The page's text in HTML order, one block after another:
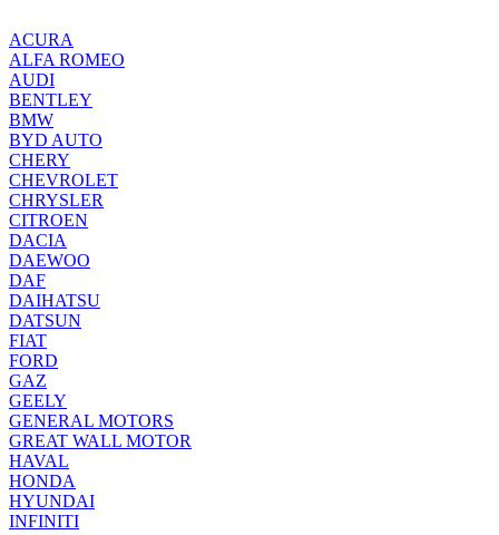
ACURA
ALFA ROMEO
AUDI
BENTLEY
BMW
BYD AUTO
CHERY
CHEVROLET
CHRYSLER
CITROEN
DACIA
DAEWOO
DAF
DAIHATSU
DATSUN
FIAT
FORD
GAZ
GEELY
GENERAL MOTORS
GREAT WALL MOTOR
HAVAL
HONDA
HYUNDAI
INFINITI